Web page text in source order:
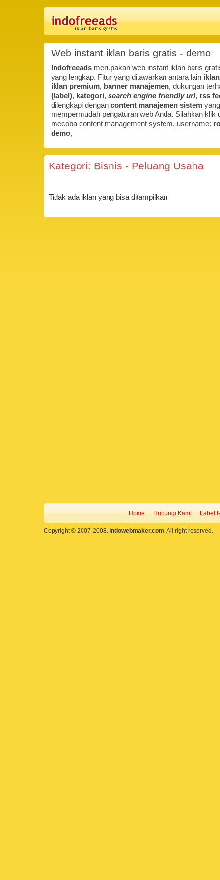
Web instant iklan baris gratis - demo
Indofreeadsmerupakan web instant iklan baris
yang lengkap. Fitur yang ditawarkan antara lain
iklan premium, banner manajemen, dukungan
(label), kategori, search engine friendly url, rss
dilengkapi dengan content manajemen sistem
mempermudah pengaturan web Anda. Silahkan klik
mecoba content management system, username:
demo,
Kategori: Bisnis - Peluang Usaha
Tidak ada iklan yang bisa ditampilkan
Home Hubungi Kami Label
Copyright © 2007-2008. indowebmaker.com. All right reserved.